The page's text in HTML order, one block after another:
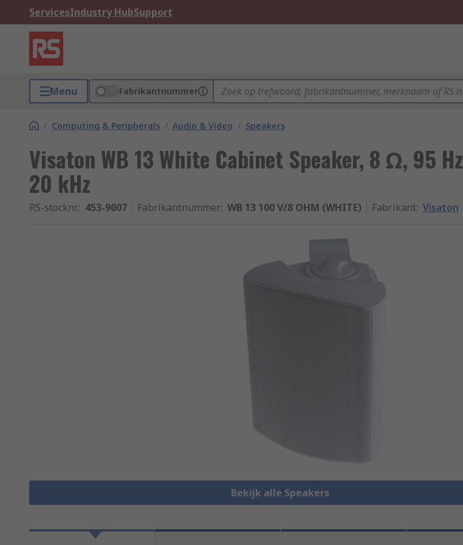
ServicesIndustry HubSupport
Menu Fabrikantnummer
/ Computing & Peripherals / Audio & Video / Speakers
Visaton WB 13 White Cabinet Speaker, 8 Ω, 95 Hz
20 kHz
RS-stocknr.: 453-9007 Fabrikantnummer: WB 13 100 V/8 OHM (WHITE) Fabrikant: Visaton
Bekijk alle Speakers